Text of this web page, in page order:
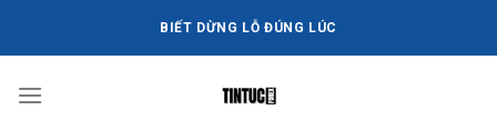
dung
BIẾT DỪNG LỖ ĐÚNG LÚC